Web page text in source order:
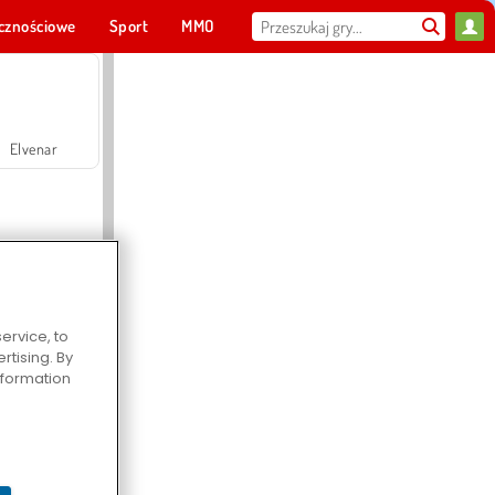
Sport MMO
Elvenar
to
By